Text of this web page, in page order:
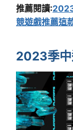
推薦閱讀:
競遊戲推薦這
2023季